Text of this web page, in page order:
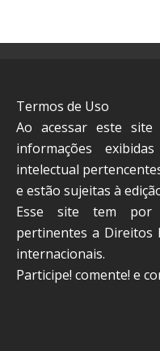
Termos de Uso
Ao acessar este
informações
intelectual
e estão sujeitas à
Esse site tem por
pertinentes a Direitos
internacionais.
Participe! comente! e